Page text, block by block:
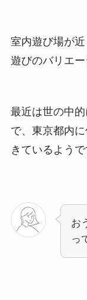
室内遊び場が
遊びのバリエー
最近は世の中
で、東京都内
きているようで
お
っ